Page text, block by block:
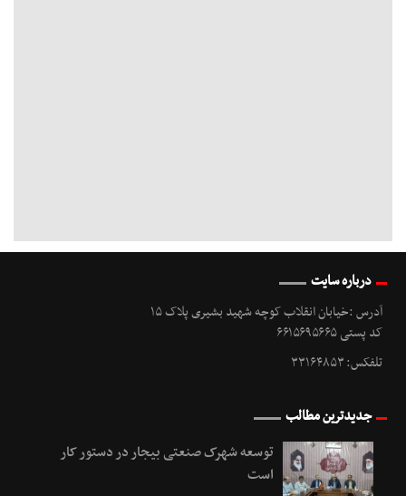
درباره سایت
آدرس :خیابان انقلاب کوچه شهید بشیری پلاک ۱۵
کد پستی ۶۶۱۵۶۹۵۶۶۵
تلفکس: ۳۳۱۶۴۸۵۳
جدیدترین مطالب
توسعه شهرک صنعتی بیجار در دستور کار
است